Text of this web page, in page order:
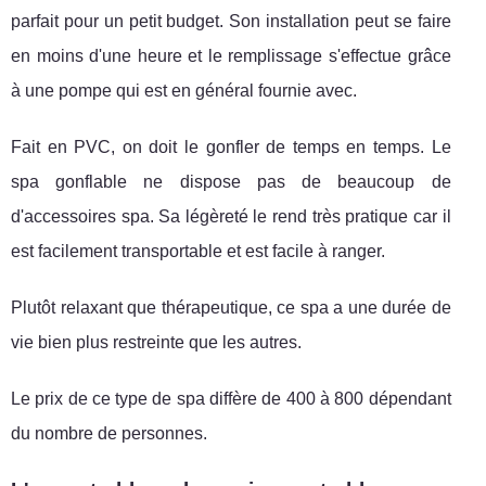
parfait pour un petit budget. Son installation peut se faire
en moins d'une heure et le remplissage s'effectue grâce
à une pompe qui est en général fournie avec.
Fait en PVC, on doit le gonfler de temps en temps. Le
spa gonflable ne dispose pas de beaucoup de
d'accessoires spa. Sa légèreté le rend très pratique car il
est facilement transportable et est facile à ranger.
Plutôt relaxant que thérapeutique, ce spa a une durée de
vie bien plus restreinte que les autres.
Le prix de ce type de spa diffère de 400 à 800 dépendant
du nombre de personnes.